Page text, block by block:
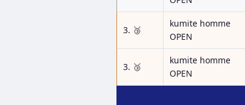
3. 🥉
kumite homme
OPEN
3. 🥉
kumite homme
OPEN